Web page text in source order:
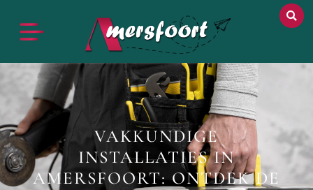
VAKKUNDIGE
INSTALLATIES IN
AMERSFOORT: ONTDEK DE